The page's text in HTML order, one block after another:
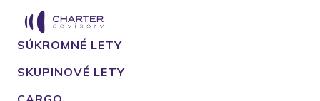
SÚKROMNÉ LETY
SKUPINOVÉ LETY